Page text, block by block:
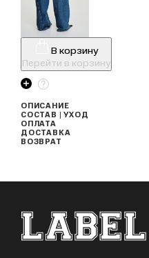
В корзину
Перейти в корзину
ОПИСАНИЕ
СОСТАВ | УХОД
ОПЛАТА
ДОСТАВКА
ВОЗВРАТ
ФУТЕР САЙТА